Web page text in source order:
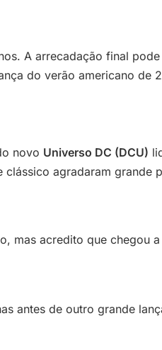
A arrecadação final
do verão americano de
novo Universo DC (DCU)
agradaram grande
mas acredito que chegou
antes de outro grande